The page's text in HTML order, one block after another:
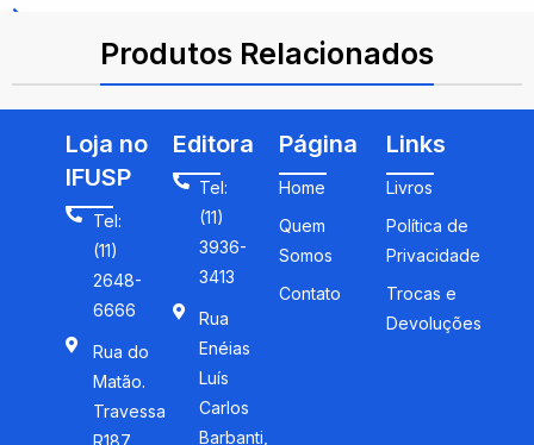
Produtos Relacionados
Loja no
IFUSP
Tel:
(11)
2648-
6666
Rua do
Matão.
Travessa
R187
Editora
Tel:
(11)
3936-
3413
Rua
Enéias
Luís
Carlos
Barbanti,
Página
Home
Quem
Somos
Contato
Links
Livros
Política de
Privacidade
Trocas e
Devoluções